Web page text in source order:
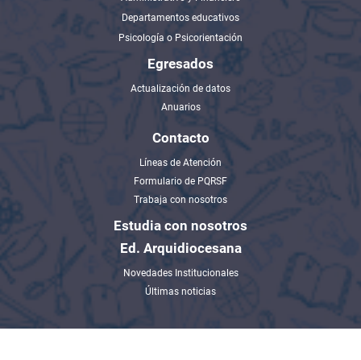
Departamentos educativos
Psicología o Psicorientación
Egresados
Actualización de datos
Anuarios
Contacto
Líneas de Atención
Formulario de PQRSF
Trabaja con nosotros
Estudia con nosotros
Ed. Arquidiocesana
Novedades Institucionales
Últimas noticias